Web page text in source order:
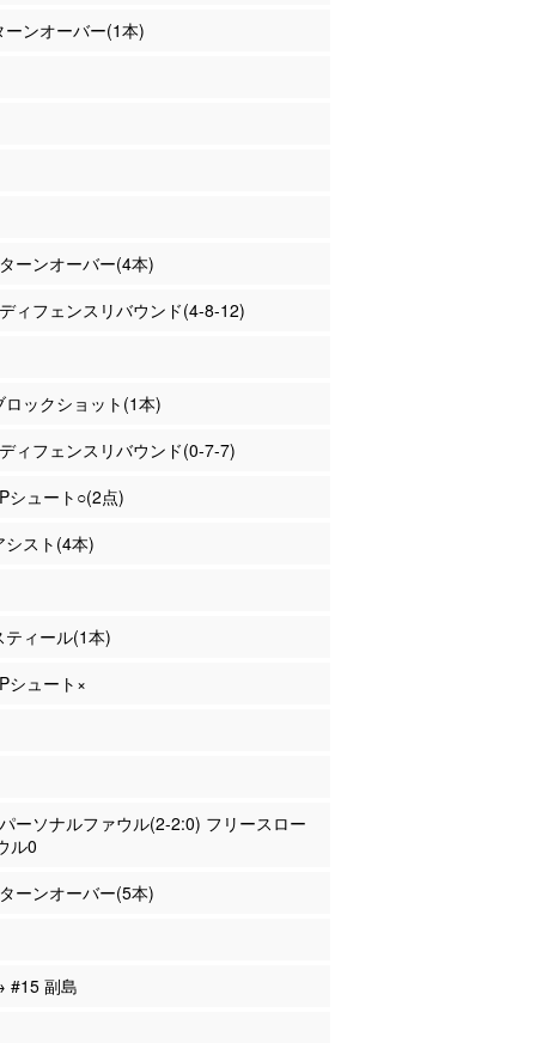
ンオーバー(1本)
ーンオーバー(4本)
ィフェンスリバウンド(4-8-12)
ックショット(1本)
ィフェンスリバウンド(0-7-7)
シュート○(2点)
スト(4本)
ィール(1本)
シュート×
ーソナルファウル(2-2:0) フリースロー
ル0
ーンオーバー(5本)
#15 副島